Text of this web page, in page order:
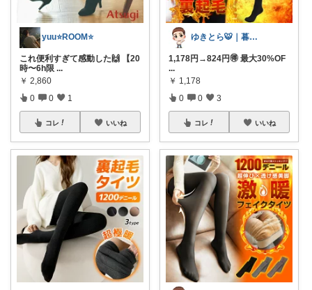
yuu⭐️ROOM⭐️
これ便利すぎて感動した🙌 【20
時〜6h限 ...
￥ 2,860
0 0 1
コレ いいね
ゆきとら🐯｜暮らしをラクにしたいパパ
1,178円→824円🉐 最大30%OF
...
￥ 1,178
0 0 3
コレ いいね